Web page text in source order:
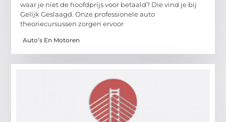
waar je niet de hoofdprijs voor betaald? Die vind je bij
Gelijk Geslaagd. Onze professionele auto
theoriecursussen zorgen ervoor
Auto’s En Motoren